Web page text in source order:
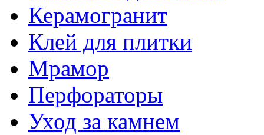
Керамогранит
Клей для плитки
Мрамор
Перфораторы
Уход за камнем